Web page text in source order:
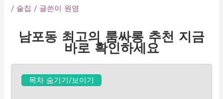
/ 술집 / 글쓴이 원영
남포동 최고의 룸싸롱 추천 지금
바로 확인하세요
목차 숨기기/보이기